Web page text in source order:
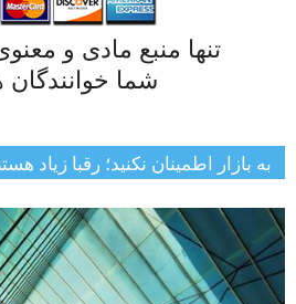
تنها منبع مادی و
شما خوانندگان
به بازار اطمینان نکنید؛ رقبا زیاد